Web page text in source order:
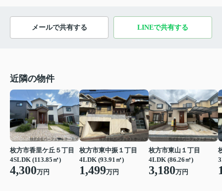
メールで共有する LINEで共有する
近隣の物件
枚方市香里ケ丘５丁目
4SLDK (113.85㎡)
4,300万円
枚方市東中振１丁目
4LDK (93.91㎡)
1,499万円
枚方市東山１丁目
4LDK (86.26㎡)
3,180万円